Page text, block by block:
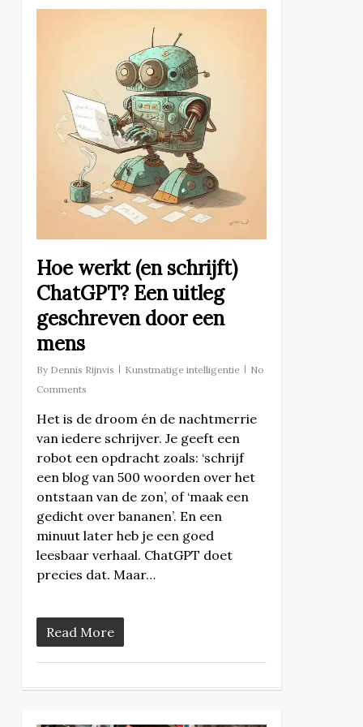
Hoe werkt (en schrijft)
ChatGPT? Een uitleg
geschreven door een
mens
By Dennis Rijnvis Kunstmatige intelligentie
No
Comments
Het is de droom én de nachtmerrie
van iedere schrijver. Je geeft een
robot een opdracht zoals: ‘schrijf
een blog van 500 woorden over het
ontstaan van de zon’, of ‘maak een
gedicht over bananen’. En een
minuut later heb je een goed
leesbaar verhaal. ChatGPT doet
precies dat. Maar…
Read More